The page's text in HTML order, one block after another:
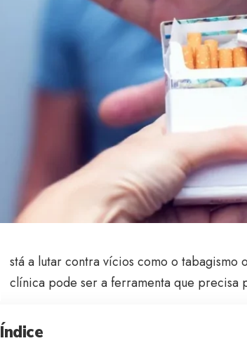
stá a lutar contra vícios como o
clínica pode ser a ferramenta que precisa
Índice